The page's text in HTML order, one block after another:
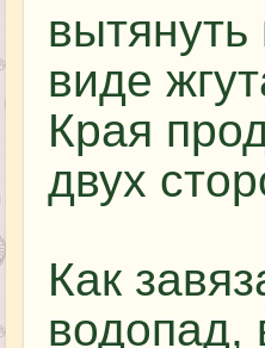
виде
Края
двух
Как
водопад,